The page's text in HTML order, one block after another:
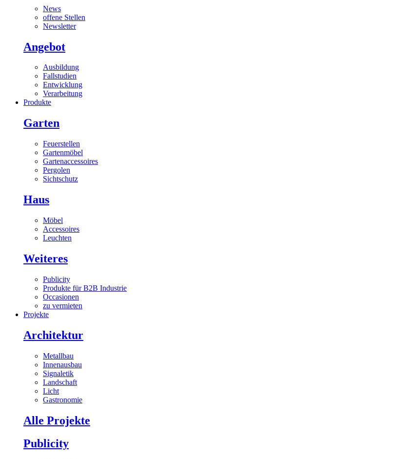
News
offene Stellen
Newsletter
Angebot
Ausbildung
Fallstudien
Entwicklung
Verarbeitung
Produkte
Garten
Feuerstellen
Gartenmöbel
Gartenaccessoires
Pergolen
Sichtschutz
Haus
Möbel
Accessoires
Leuchten
Weiteres
Publicity
Produkte für B2B Industrie
Occasionen
zu vermieten
Projekte
Architektur
Metallbau
Innenausbau
Signaletik
Landschaft
Licht
Gastronomie
Alle Projekte
Publicity